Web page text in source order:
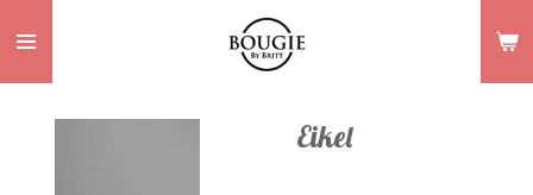
direct
naar
Eikel